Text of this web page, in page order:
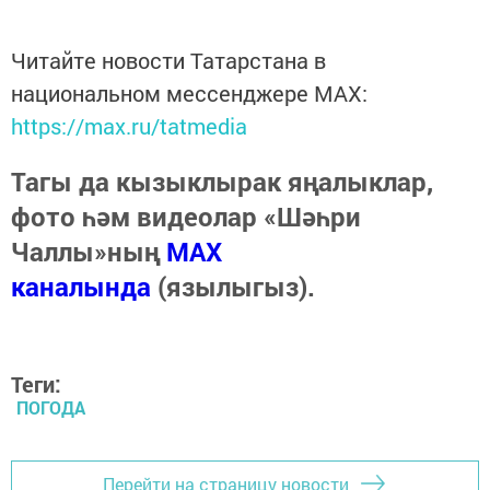
Читайте новости Татарстана в
национальном мессенджере MАХ:
https://max.ru/tatmedia
Тагы да кызыклырак яңалыклар,
фото һәм видеолар «Шәһри
Чаллы»ныңMAX
каналында (язылыгыз).
Теги:
ПОГОДА
Перейти на страницу новости